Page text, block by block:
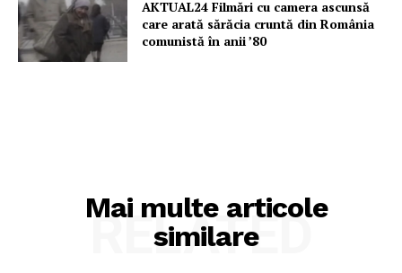
AKTUAL24 Filmări cu camera ascunsă
care arată sărăcia cruntă din România
comunistă în anii ’80
Mai multe articole
similare
RELATED